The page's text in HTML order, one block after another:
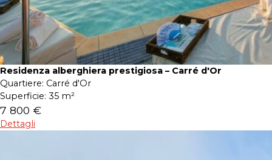
Residenza alberghiera prestigiosa – Carré d'Or
Quartiere: Carré d'Or
Superficie: 35 m²
7 800 €
Dettagli